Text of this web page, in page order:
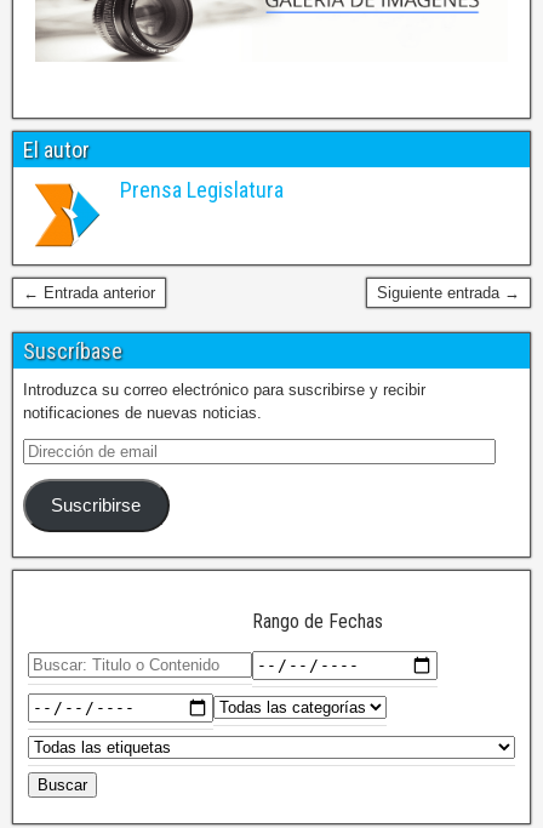
El autor
Prensa Legislatura
← Entrada anterior Siguiente entrada →
Suscríbase
Introduzca su correo electrónico para suscribirse y recibir
notificaciones de nuevas noticias.
Suscribirse
Rango de Fechas